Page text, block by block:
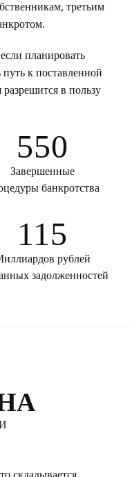
третьим
планировать
путь к поставленной
в пользу
550
Завершенные
банкротства
115
рублей
задолженностей
складывается